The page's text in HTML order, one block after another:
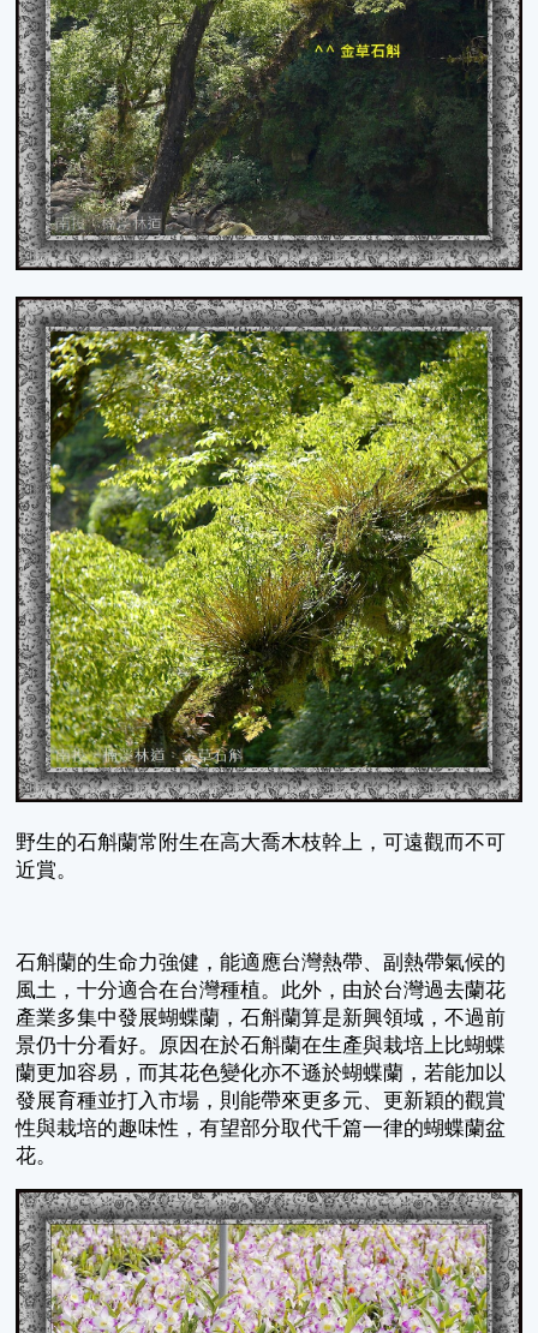
野生的石斛蘭常附生在高大喬木枝幹上，可遠觀而不可
近賞。
石斛蘭的生命力強健，能適應台灣熱帶、副熱帶氣候的
風土，十分適合在台灣種植。此外，由於台灣過去蘭花
產業多集中發展蝴蝶蘭，石斛蘭算是新興領域，不過前
景仍十分看好。原因在於石斛蘭在生產與栽培上比蝴蝶
蘭更加容易，而其花色變化亦不遜於蝴蝶蘭，若能加以
發展育種並打入市場，則能帶來更多元、更新穎的觀賞
性與栽培的趣味性，有望部分取代千篇一律的蝴蝶蘭盆
花。